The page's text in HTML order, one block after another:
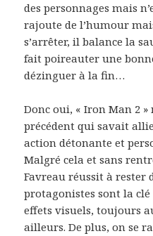
des personnages mais
rajoute de l’humour
s’arrêter, il balance la
fait poireauter une
dézinguer à la fin…
Donc oui, « Iron Man 2 »
précédent qui savait
action détonante et
Malgré cela et sans
Favreau réussit à rester
protagonistes sont la clé
effets visuels, toujours
ailleurs. De plus, on se